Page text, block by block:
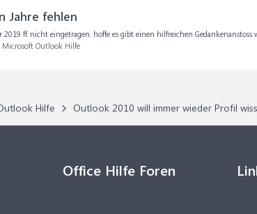
Jahre fehlen
ff. nicht eingetragen. hoffe es gibt einen hilfreichen Gedankenanstoss
Microsoft Outlook Hilfe
Hilfe Outlook 2010 will immer wieder Profil
Office Hilfe Foren